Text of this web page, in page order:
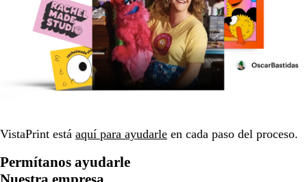
VistaPrint está aquí para ayudarle en cada paso del proceso.
Permítanos ayudarle